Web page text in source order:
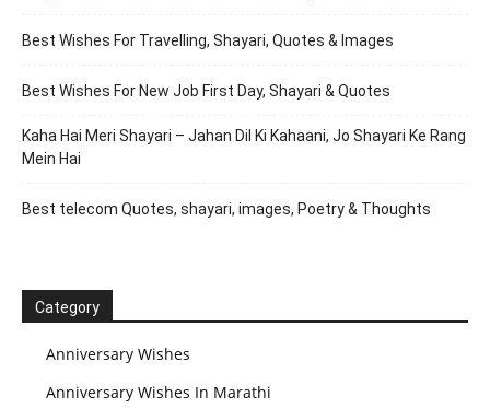
Best Wishes For Travelling, Shayari, Quotes & Images
Best Wishes For New Job First Day, Shayari & Quotes
Kaha Hai Meri Shayari – Jahan Dil Ki Kahaani, Jo Shayari Ke Rang
Mein Hai
Best telecom Quotes, shayari, images, Poetry & Thoughts
Category
Anniversary Wishes
Anniversary Wishes In Marathi